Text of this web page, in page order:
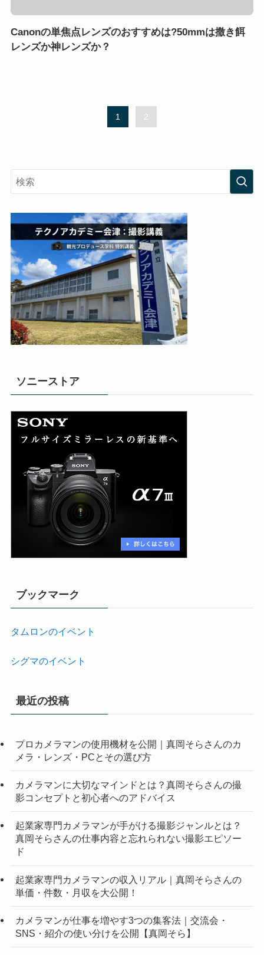
Canonの単焦点レンズのおすすめは?50mmは撒き餌
レンズか神レンズか？
1 2
ソニーストア
ブックマーク
タムロンのイベント
シグマのイベント
最近の投稿
プロカメラマンの使用機材を公開｜真岡そらさんのカ
メラ・レンズ・PCとその選び方
カメラマンに大切なマインドとは？真岡そらさんの撮
影コンセプトと初心者へのアドバイス
起業家専門カメラマンが手がける撮影ジャンルとは？
真岡そらさんの仕事内容と忘れられない撮影エピソー
ド
起業家専門カメラマンの収入リアル｜真岡そらさんの
単価・件数・月収を大公開！
カメラマンが仕事を増やす3つの集客法｜交流会・
SNS・紹介の使い分けを公開【真岡そら】